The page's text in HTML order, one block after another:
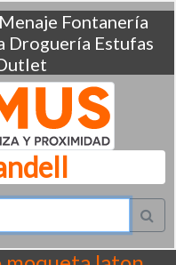
Menaje Fontanería
Droguería Estufas